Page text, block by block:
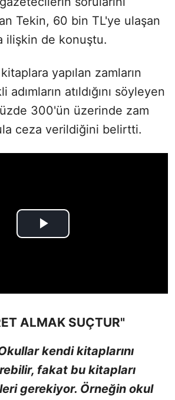
Tekin, 60 bin TL'ye ulaşan
ilişkin de konuştu.
yapılan zamların
adımların atıldığını söyleyen
300'ün üzerinde zam
ceza verildiğini belirtti.
ALMAK SUÇTUR"
kendi kitaplarını
fakat bu kitapları
gerekiyor. Örneğin okul